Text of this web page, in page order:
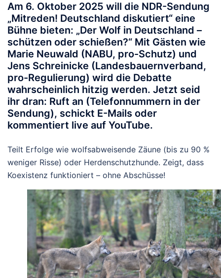
Am 6. Oktober 2025 will die NDR-Sendung
„Mitreden! Deutschland diskutiert“ eine
Bühne bieten: „Der Wolf in Deutschland –
schützen oder schießen?“ Mit Gästen wie
Marie Neuwald (NABU, pro-Schutz) und
Jens Schreinicke (Landesbauernverband,
pro-Regulierung) wird die Debatte
wahrscheinlich hitzig werden. Jetzt seid
ihr dran: Ruft an (Telefonnummern in der
Sendung), schickt E-Mails oder
kommentiert live auf YouTube.
Teilt Erfolge wie wolfsabweisende Zäune (bis zu 90 %
weniger Risse) oder Herdenschutzhunde. Zeigt, dass
Koexistenz funktioniert – ohne Abschüsse!